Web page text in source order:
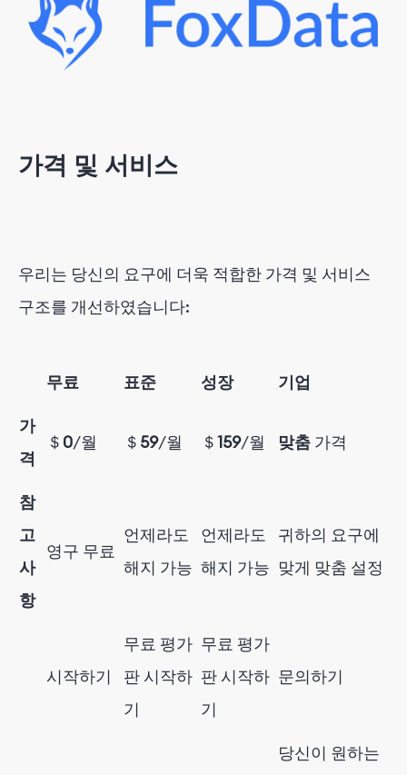
가격 및 서비스
우리는 당신의 요구에 더욱 적합한 가격 및 서비스
구조를 개선하였습니다:
무료 표준 성장 기업
가
격
＄ 0/월 ＄ 59/월 ＄159/월 맞춤 가격
참
고
사
항
영구 무료
언제라도
해지 가능
언제라도
해지 가능
귀하의 요구에
맞게 맞춤 설정
시작하기
무료 평가
판 시작하
기
무료 평가
판 시작하
기
문의하기
당신이 원하는